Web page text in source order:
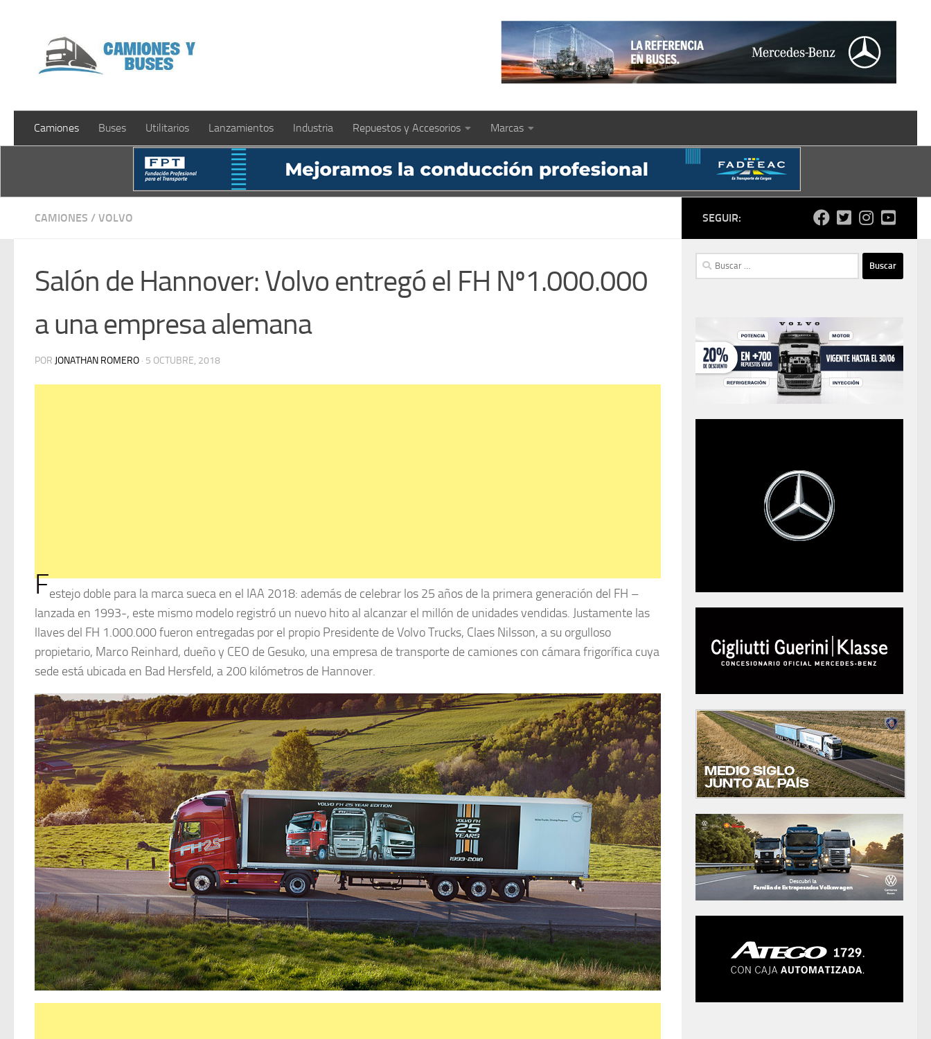
Camiones Buses Utilitarios Lanzamientos Industria Repuestos y Accesorios Marcas
CAMIONES / VOLVO
Salón de Hannover: Volvo entregó el FH Nº1.000.000
a una empresa alemana
POR JONATHAN ROMERO · 5 OCTUBRE, 2018
Festejo doble para la marca sueca en el IAA 2018: además de celebrar los 25 años de la primera generación del FH –
lanzada en 1993-, este mismo modelo registró un nuevo hito al alcanzar el millón de unidades vendidas. Justamente las
llaves del FH 1.000.000 fueron entregadas por el propio Presidente de Volvo Trucks, Claes Nilsson, a su orgulloso
propietario, Marco Reinhard, dueño y CEO de Gesuko, una empresa de transporte de camiones con cámara frigorífica cuya
sede está ubicada en Bad Hersfeld, a 200 kilómetros de Hannover.
SEGUIR:
Buscar: